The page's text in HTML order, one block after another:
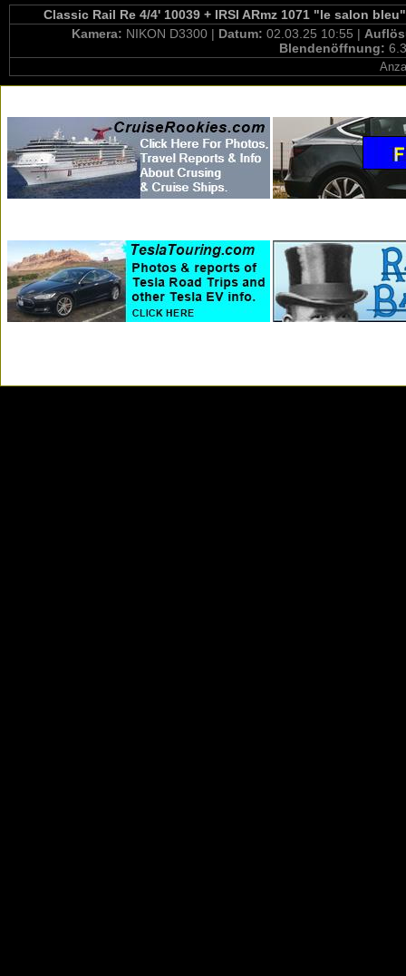
Classic Rail Re 4/4' 10039 + IRSI ARmz 1071 "le salon
Kamera: NIKON D3300 | Datum: 02.03.25 10:55 |
Blendenöffnung: